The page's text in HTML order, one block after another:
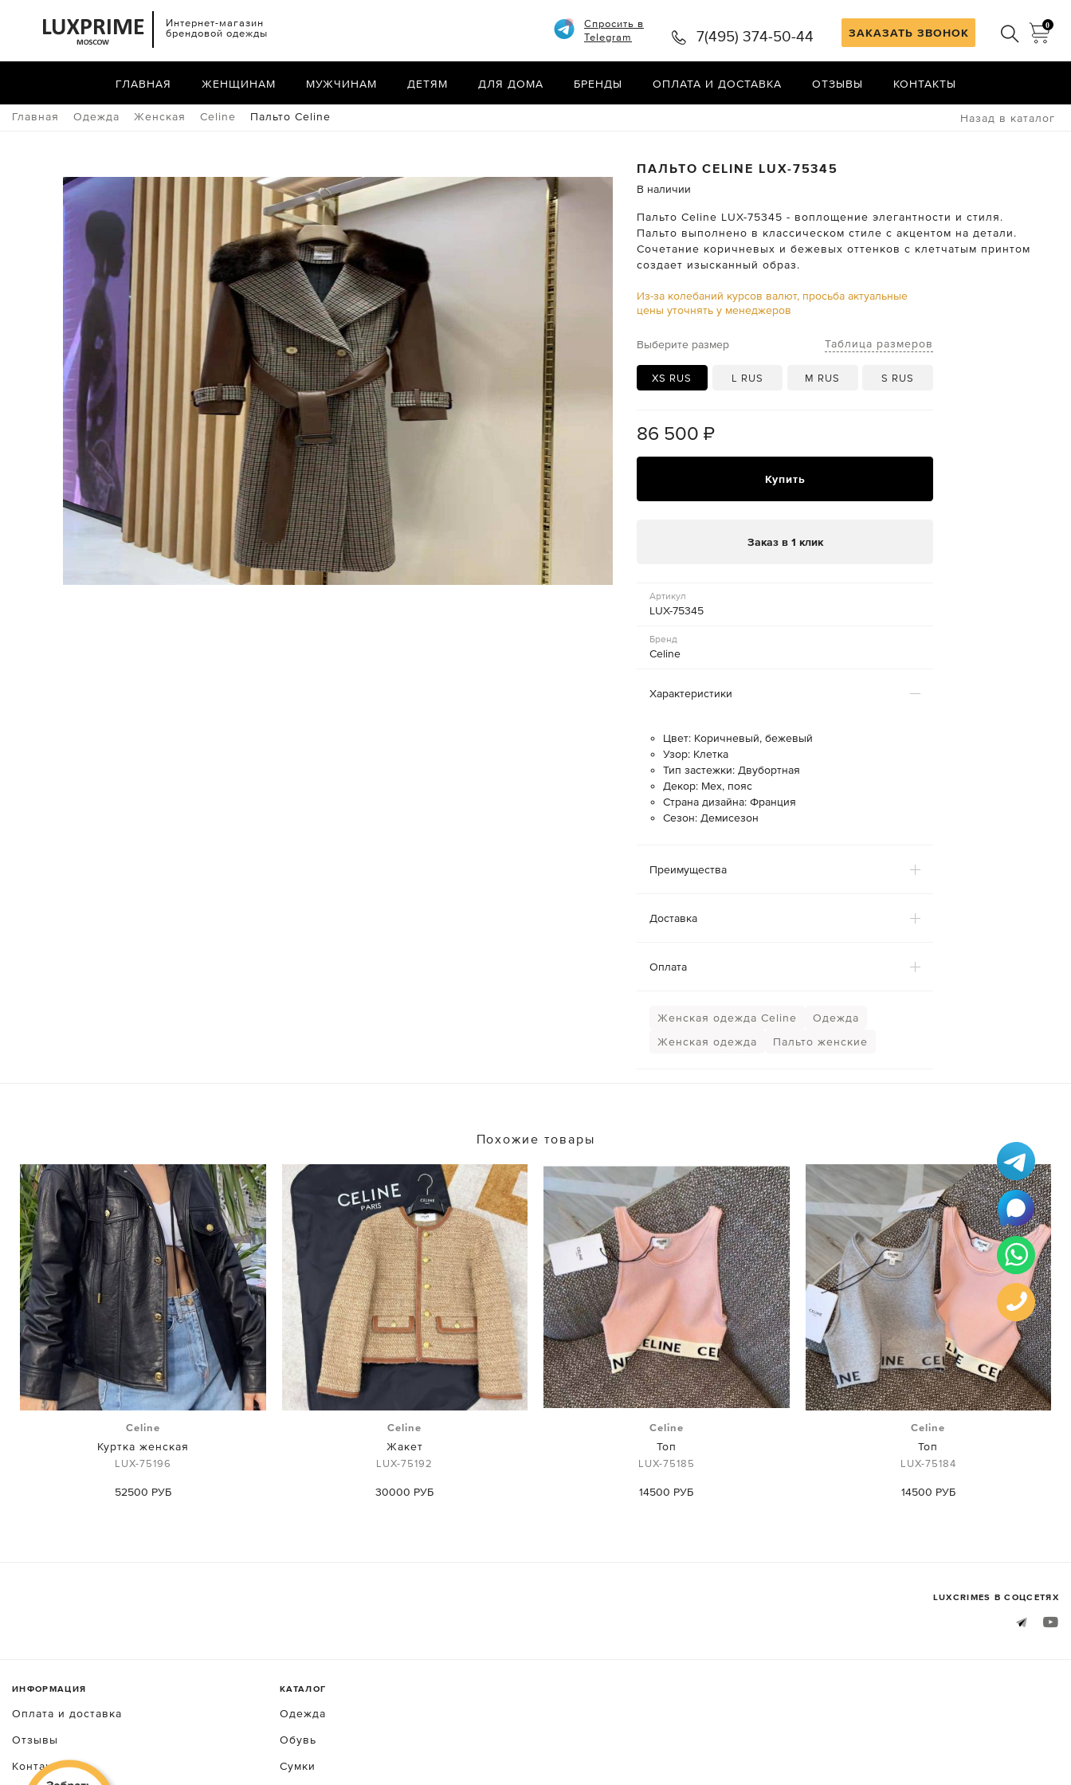
Интернет-магазин
брендовой одежды
ЗАКАЗАТЬ ЗВОНОК
0
Спросить в
Telegram
7(495) 374-50-44
ГЛАВНАЯ ЖЕНЩИНАМ МУЖЧИНАМ ДЕТЯМ ДЛЯ ДОМА БРЕНДЫ ОПЛАТА И ДОСТАВКА ОТЗЫВЫ КОНТАКТЫ
Главная Одежда Женская Celine Пальто Celine Назад в каталог
ПАЛЬТОCELINE LUX-75345
В наличии
Пальто Celine LUX-75345 - воплощение элегантности и стиля.
Пальто выполнено в классическом стиле с акцентом на детали.
Сочетание коричневых и бежевых оттенков с клетчатым принтом
создает изысканный образ.
Из-за колебаний курсов валют, просьба актуальные
цены уточнять у менеджеров
Выберите размер Таблица размеров
XS RUS L RUS M RUS S RUS
86 500 ₽
Купить
Заказ в 1 клик
Артикул
LUX-75345
Бренд
Celine
Характеристики
Цвет: Коричневый, бежевый
Узор: Клетка
Тип застежки: Двубортная
Декор: Мех, пояс
Страна дизайна: Франция
Сезон: Демисезон
Преимущества
Доставка
Оплата
Женская одежда Celine
Одежда
Женская одежда
Пальто женские
Похожие товары
Celine
Куртка женская
LUX-75196
52500 РУБ
Celine
Жакет
LUX-75192
30000 РУБ
Celine
Топ
LUX-75185
14500 РУБ
Celine
Топ
LUX-75184
14500 РУБ
LUXСRIMES В СОЦСЕТЯХ
ИНФОРМАЦИЯ
Оплата и доставка
Отзывы
Контакты
КАТАЛОГ
Одежда
Обувь
Сумки